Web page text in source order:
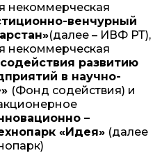
некоммерческая
венчурный
(далее – ИВФ РТ),
некоммерческая
развитию
в научно-
(Фонд содействия) и
–
«Идея»(далее